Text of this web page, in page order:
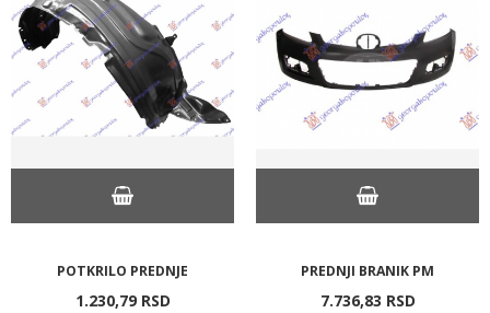
POTKRILO PREDNJE
1.230,79 RSD
PREDNJI BRANIK PM
7.736,83 RSD